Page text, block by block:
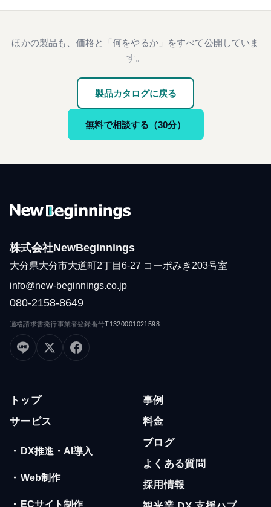
ほかの製品も、価格と「何をやるか」をすべて公開していま
す。
製品カタログに戻る
無料で相談する（30分）
株式会社NewBeginnings
大分県大分市大道町2丁目6-27 コーポみき203号室
info@new-beginnings.co.jp
080-2158-8649
適格請求書発行事業者登録番号T1320001021598
トップ
サービス
・ DX推進・AI導入
・ Web制作
・ ECサイト制作
事例
料金
ブログ
よくある質問
採用情報